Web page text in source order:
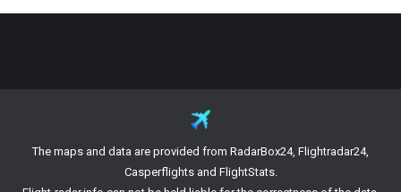
The maps and data are provided from RadarBox24, Flightradar24,
Casperflights and FlightStats.